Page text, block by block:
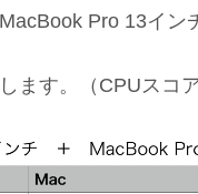
Pro 13イン
す。（CPUスコ